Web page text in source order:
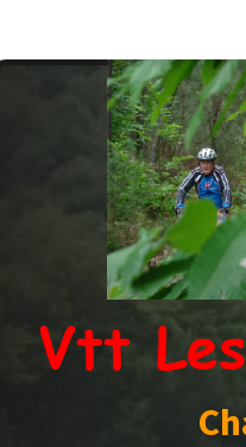
Vtt